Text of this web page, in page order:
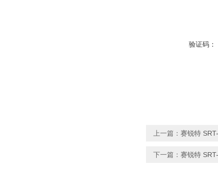
验证码：
上一篇： 赛锐特
下一篇： 赛锐特